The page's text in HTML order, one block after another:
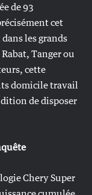
de 93
cet
les grands
Tanger ou
cette
domicile travail
de disposer
Chery Super